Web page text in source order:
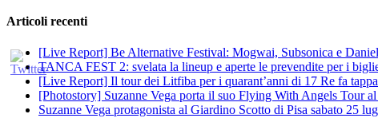
Articoli recenti
[Live Report] Be Alternative Festival: Mogwai, Subsonica e
TANCA FEST 2: svelata la lineup e aperte le prevendite per i
[Live Report] Il tour dei Litfiba per i quarant’anni di 17 Re fa
[Photostory] Suzanne Vega porta il suo Flying With Angels Tour
Suzanne Vega protagonista al Giardino Scotto di Pisa sabato 25